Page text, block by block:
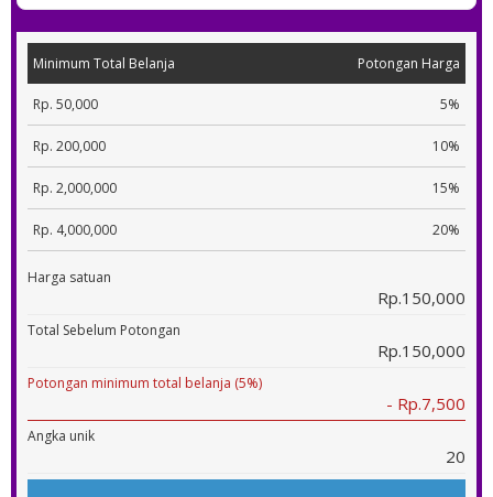
Minimum Total Belanja Potongan Harga
Rp. 50,000 5%
Rp. 200,000 10%
Rp. 2,000,000 15%
Rp. 4,000,000 20%
Harga satuan
Rp.150,000
Total Sebelum Potongan
Rp.150,000
Potongan minimum total belanja (5%)
- Rp.7,500
Angka unik
20